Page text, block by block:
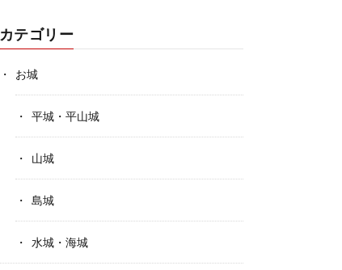
カテゴリー
お城
平城・平山城
山城
島城
水城・海城